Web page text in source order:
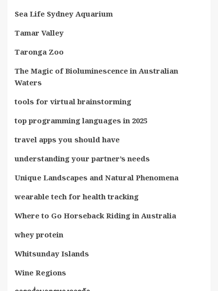
Sea Life Sydney Aquarium
Tamar Valley
Taronga Zoo
The Magic of Bioluminescence in Australian
Waters
tools for virtual brainstorming
top programming languages in 2025
travel apps you should have
understanding your partner’s needs
Unique Landscapes and Natural Phenomena
wearable tech for health tracking
Where to Go Horseback Riding in Australia
whey protein
Whitsunday Islands
Wine Regions